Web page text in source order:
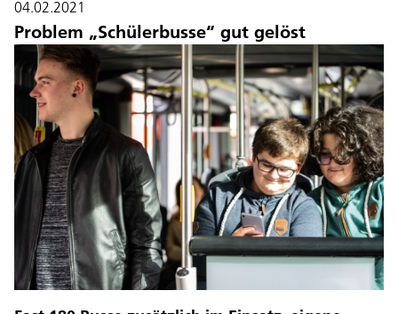
News
Servisc y cuntat
04.02.2021
Problem „Schülerbusse“ gut gelöst